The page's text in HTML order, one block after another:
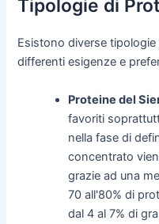
Tipologie di
Esistono diverse
differenti esigenze e
Proteine del
favoriti
nella fase di
concentrato
grazie ad una
70 all'80% di
dal 4 al 7% di